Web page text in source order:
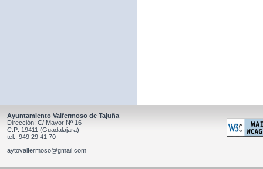
Ayuntamiento Valfermoso de Tajuña
Dirección: C/ Mayor Nº 16
C.P: 19411 (Guadalajara)
tel.: 949 29 41 70
aytovalfermoso@gmail.com